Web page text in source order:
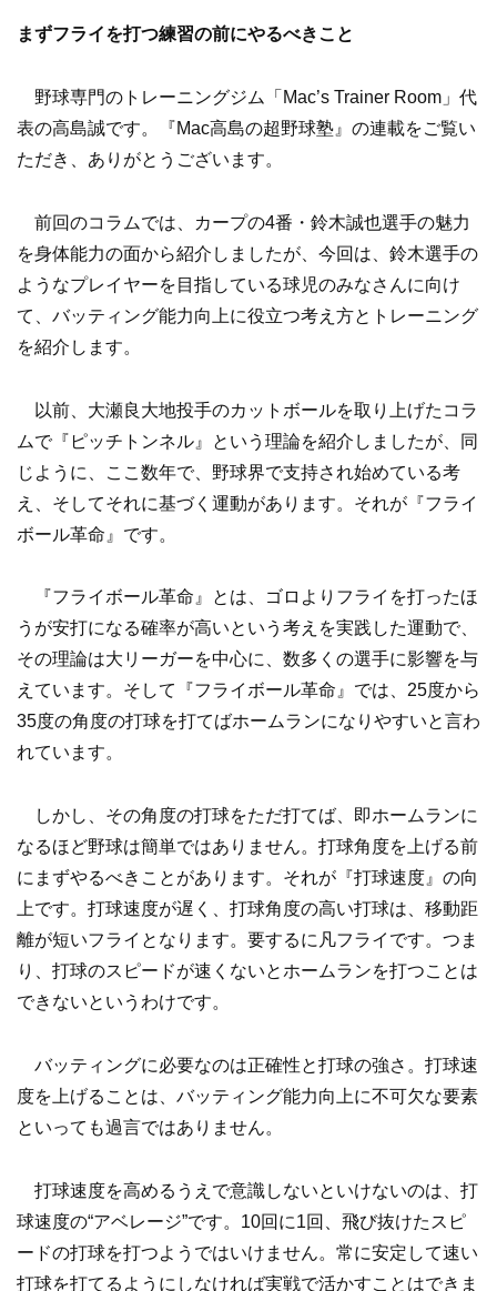
まずフライを打つ練習の前にやるべきこと
野球専門のトレーニングジム「Mac’s Trainer Room」代
表の高島誠です。『Mac高島の超野球塾』の連載をご覧い
ただき、ありがとうございます。
前回のコラムでは、カープの4番・鈴木誠也選手の魅力
を身体能力の面から紹介しましたが、今回は、鈴木選手の
ようなプレイヤーを目指している球児のみなさんに向け
て、バッティング能力向上に役立つ考え方とトレーニング
を紹介します。
以前、大瀬良大地投手のカットボールを取り上げたコラ
ムで『ピッチトンネル』という理論を紹介しましたが、同
じように、ここ数年で、野球界で支持され始めている考
え、そしてそれに基づく運動があります。それが『フライ
ボール革命』です。
『フライボール革命』とは、ゴロよりフライを打ったほ
うが安打になる確率が高いという考えを実践した運動で、
その理論は大リーガーを中心に、数多くの選手に影響を与
えています。そして『フライボール革命』では、25度から
35度の角度の打球を打てばホームランになりやすいと言わ
れています。
しかし、その角度の打球をただ打てば、即ホームランに
なるほど野球は簡単ではありません。打球角度を上げる前
にまずやるべきことがあります。それが『打球速度』の向
上です。打球速度が遅く、打球角度の高い打球は、移動距
離が短いフライとなります。要するに凡フライです。つま
り、打球のスピードが速くないとホームランを打つことは
できないというわけです。
バッティングに必要なのは正確性と打球の強さ。打球速
度を上げることは、バッティング能力向上に不可欠な要素
といっても過言ではありません。
打球速度を高めるうえで意識しないといけないのは、打
球速度の“アベレージ”です。10回に1回、飛び抜けたスピ
ードの打球を打つようではいけません。常に安定して速い
打球を打てるようにしなければ実戦で活かすことはできま